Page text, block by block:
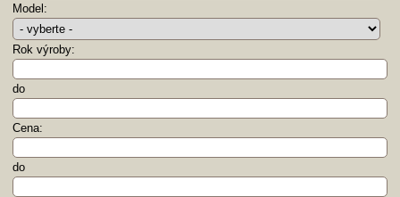
Model:
Rok výroby:
do
Cena:
do